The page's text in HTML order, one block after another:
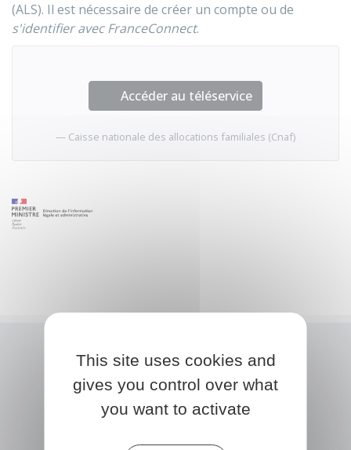
(ALS). Il est nécessaire de créer un compte ou de
s'identifier avec FranceConnect.
Accéder au téléservice
Caisse nationale des allocations familiales (Cnaf)
This site uses cookies and
gives you control over what
you want to activate